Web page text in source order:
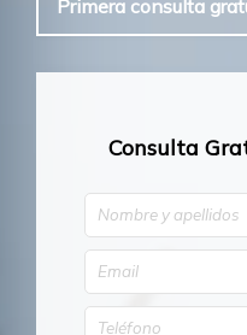
Primera consulta
Consulta